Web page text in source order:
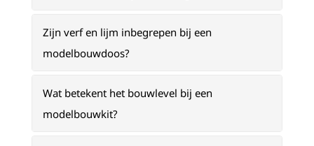
Zijn verf en lijm inbegrepen bij een
modelbouwdoos?
Wat betekent het bouwlevel bij een
modelbouwkit?